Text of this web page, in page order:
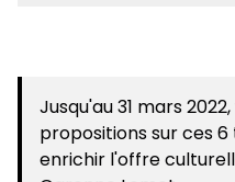
Jusqu'au 31 mars
propositions sur ces
enrichir l'offre